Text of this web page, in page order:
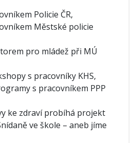
Policie ČR,
Městské policie
pro mládež při MÚ
s pracovníky KHS,
s pracovníkem PPP
ke zdraví probíhá projekt
ve škole – aneb jíme